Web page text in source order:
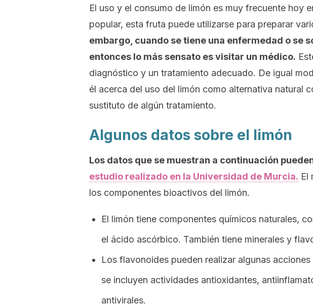
El uso y el consumo de limón es muy frecuente hoy
popular, esta fruta puede utilizarse para preparar
embargo, cuando se tiene una enfermedad o se
entonces lo más sensato es visitar un médico.
diagnóstico y un tratamiento adecuado. De igual
él acerca del uso del limón como alternativa natural
sustituto de algún tratamiento.
Algunos datos sobre el limón
Los datos que se muestran a continuación
estudio realizado en la Universidad de Murcia. El
los componentes bioactivos del limón.
El limón tiene componentes químicos naturales,
el ácido ascórbico. También tiene minerales y
Los flavonoides pueden realizar algunas
se incluyen actividades antioxidantes,
antivirales.